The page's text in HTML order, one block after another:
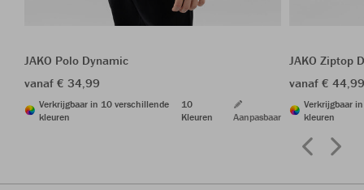
JAKO Polo Dynamic
vanaf € 34,99
Verkrijgbaar in 10 verschillende
kleuren
10
Kleuren
Aanpasbaar
JAKO Ziptop
vanaf €
Verkrijgbaar
kleuren